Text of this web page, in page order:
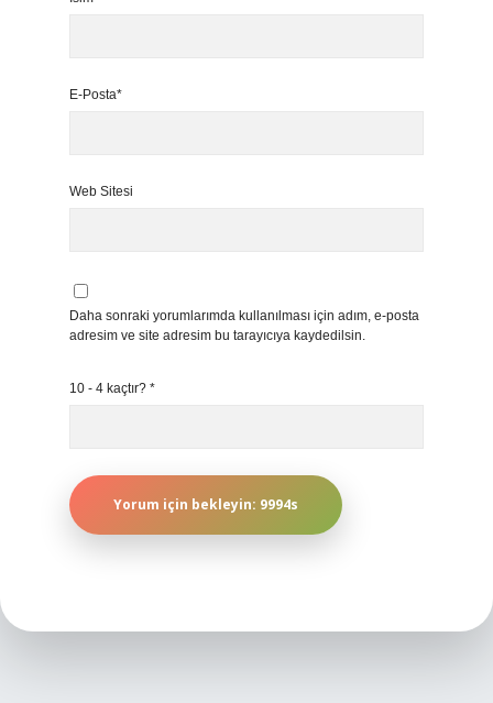
E-Posta*
Web Sitesi
Daha sonraki yorumlarımda kullanılması için adım, e-posta
adresim ve site adresim bu tarayıcıya kaydedilsin.
10 - 4 kaçtır? *